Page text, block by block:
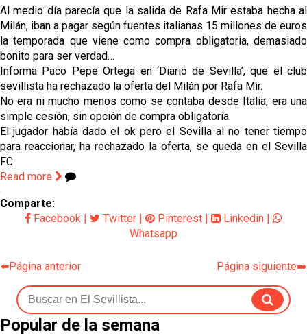
Miguel Sierra: La temporada pasada se vio
reflejado que podemos tirar para delante y
trabajamos con ilusión
Diomande ya es madridista mientras Rodri agita el
mercado
OFICIAL | Juanlu se marcha al Bournemouth
Al medio día parecía que la salida de Rafa Mir estaba hecha al
Milán, iban a pagar según fuentes italianas 15 millones de euros
la temporada que viene como compra obligatoria, demasiado
bonito para ser verdad…
Informa Paco Pepe Ortega en ‘Diario de Sevilla’, que el club
sevillista ha rechazado la oferta del Milán por Rafa Mir.
No era ni mucho menos como se contaba desde Italia, era una
simple cesión, sin opción de compra obligatoria.
El jugador había dado el ok pero el Sevilla al no tener tiempo
para reaccionar, ha rechazado la oferta, se queda en el Sevilla
FC.
Read more
Comparte:
Facebook
Twitter Pinterest Linkedin
Whatsapp
⬅️Página anterior Página siguiente➡️
Popular de la semana